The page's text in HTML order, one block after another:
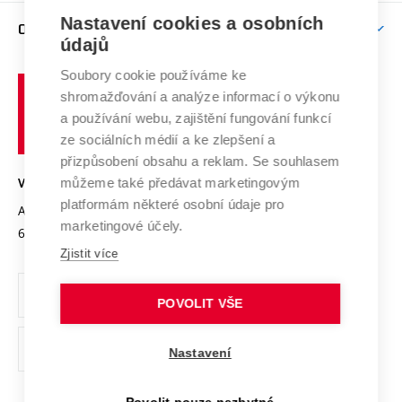
E-přihláška
Doktorské studium
Podpora podnikání
Mezinárodní vědecká rada
Systém zajišťování kvality výzkumu
Výzkumné infrastruktury
Transfer znalostí
Open Science
Projekty
Projekty ze strukturálních fondů
Specifický výzkum
Zahraniční spolupráce
Spolupráce se školami
Služby univerzity
Mezinárodní dohody
Univerzitní sítě
O UNIVERZITĚ
Profil univerzity
Udržitelná univerzita
Podnikavá univerzita / ContriBUTe
Bezpečná univerzita
Vyznamenání
Organizační struktura
Ochrana osobních údajů
odkaz)
učení
technické
VYSOKÉ UČENÍ TECHNICKÉ V BRNĚ
Antonínská 548/1
602 00 Brno
www.vut.cz
vut@vutbr.cz
Nastavení cookies a osobních
údajů
Soubory cookie používáme ke
shromažďování a analýze informací o výkonu
a používání webu, zajištění fungování funkcí
ze sociálních médií a ke zlepšení a
přizpůsobení obsahu a reklam. Se souhlasem
můžeme také předávat marketingovým
platformám některé osobní údaje pro
marketingové účely.
Zjistit více
POVOLIT VŠE
Nastavení